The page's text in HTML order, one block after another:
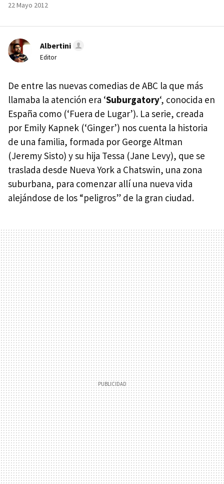
22 Mayo 2012
Albertini
Editor
De entre las nuevas comedias de ABC la que más
llamaba la atención era ‘Suburgatory‘, conocida en
España como (‘Fuera de Lugar’). La serie, creada
por Emily Kapnek (‘Ginger’) nos cuenta la historia
de una familia, formada por George Altman
(Jeremy Sisto) y su hija Tessa (Jane Levy), que se
traslada desde Nueva York a Chatswin, una zona
suburbana, para comenzar allí una nueva vida
alejándose de los “peligros” de la gran ciudad.